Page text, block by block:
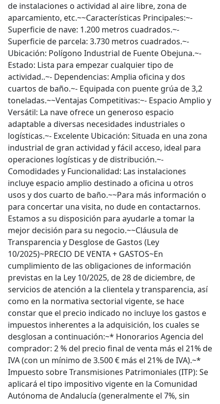
de instalaciones o actividad al aire libre, zona de
aparcamiento, etc.~~Características Principales:~-
Superficie de nave: 1.200 metros cuadrados.~-
Superficie de parcela: 3.730 metros cuadrados.~-
Ubicación: Polígono Industrial de Fuente Obejuna.~-
Estado: Lista para empezar cualquier tipo de
actividad..~- Dependencias: Amplia oficina y dos
cuartos de baño.~- Equipada con puente grúa de 3,2
toneladas.~~Ventajas Competitivas:~- Espacio Amplio y
Versátil: La nave ofrece un generoso espacio
adaptable a diversas necesidades industriales o
logísticas.~- Excelente Ubicación: Situada en una zona
industrial de gran actividad y fácil acceso, ideal para
operaciones logísticas y de distribución.~-
Comodidades y Funcionalidad: Las instalaciones
incluye espacio amplio destinado a oficina u otros
usos y dos cuarto de baño.~~Para más información o
para concertar una visita, no dude en contactarnos.
Estamos a su disposición para ayudarle a tomar la
mejor decisión para su negocio.~~Cláusula de
Transparencia y Desglose de Gastos (Ley
10/2025)~PRECIO DE VENTA + GASTOS~En
cumplimiento de las obligaciones de información
previstas en la Ley 10/2025, de 28 de diciembre, de
servicios de atención a la clientela y transparencia, así
como en la normativa sectorial vigente, se hace
constar que el precio indicado no incluye los gastos e
impuestos inherentes a la adquisición, los cuales se
desglosan a continuación:~* Honorarios Agencia del
comprador: 2 % del precio final de venta más el 21% de
IVA (con un mínimo de 3.500 € más el 21% de IVA).~*
Impuesto sobre Transmisiones Patrimoniales (ITP): Se
aplicará el tipo impositivo vigente en la Comunidad
Autónoma de Andalucía (generalmente el 7%, sin